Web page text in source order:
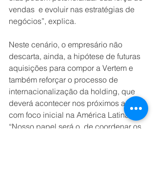
vendas  e evoluir nas estratégias de
negócios”, explica.
Neste cenário, o empresário não
descarta, ainda, a hipótese de futuras
aquisições para compor a Vertem e
também reforçar o processo de
internacionalização da holding, que
deverá acontecer nos próximos anos,
com foco inicial na América Latina.
“Nosso papel será o  de coordenar os